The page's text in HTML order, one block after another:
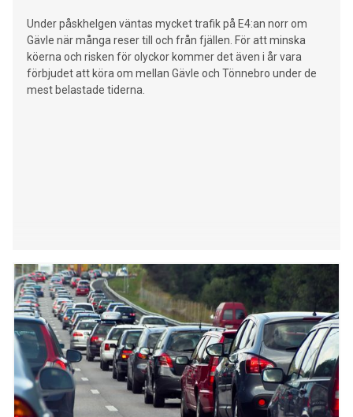
Under påskhelgen väntas mycket trafik på E4:an norr om
Gävle när många reser till och från fjällen. För att minska
köerna och risken för olyckor kommer det även i år vara
förbjudet att köra om mellan Gävle och Tönnebro under de
mest belastade tiderna.